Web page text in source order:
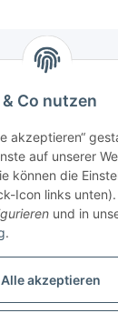
Sie mir
und
Co nutzen
akzeptieren“
auf unserer
können die
Icon links
und in
.
Alle akzeptieren